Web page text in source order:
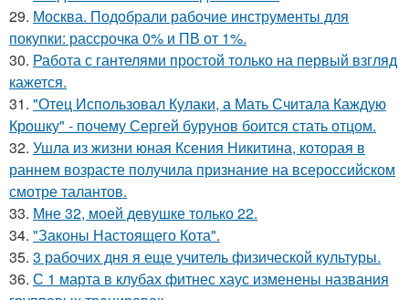
29. Москва. Подобрали рабочие инструменты для
покупки: рассрочка 0% и ПВ от 1%.
30. Работа с гантелями простой только на первый взгляд
кажется.
31. "Отец Использовал Кулаки, а Мать Считала Каждую
Крошку" - почему Сергей бурунов боится стать отцом.
32. Ушла из жизни юная Ксения Никитина, которая в
раннем возрасте получила признание на всероссийском
смотре талантов.
33. Мне 32, моей девушке только 22.
34. "Законы Настоящего Кота".
35. 3 рабочих дня я еще учитель физической культуры.
36. С 1 марта в клубах фитнес хаус изменены названия